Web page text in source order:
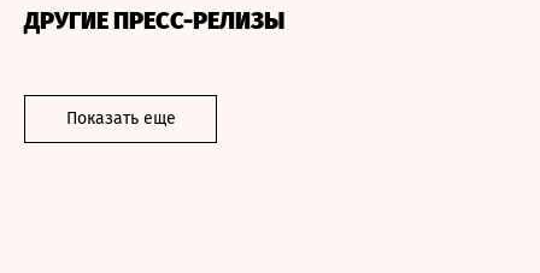
ДРУГИЕ ПРЕСС-РЕЛИЗЫ
Показать еще